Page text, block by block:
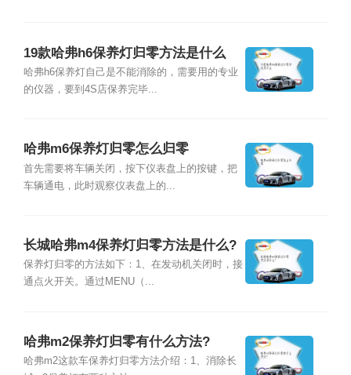
19款哈弗h6保养灯归零方法是什么
哈弗h6保养灯自己是不能消除的，需要用的专业
的仪器，要到4S店保养完毕...
哈弗m6保养灯归零怎么归零
首先需要将车辆关闭，按下仪表盘上的按键，把
车辆通电，此时观察仪表盘上的...
长城哈弗m4保养灯归零方法是什么?
保养灯归零的方法如下：1、在发动机关闭时，接
通点火开关。通过MENU（...
哈弗m2保养灯归零有什么方法?
哈弗m2这款车保养灯归零方法介绍：1、消除长